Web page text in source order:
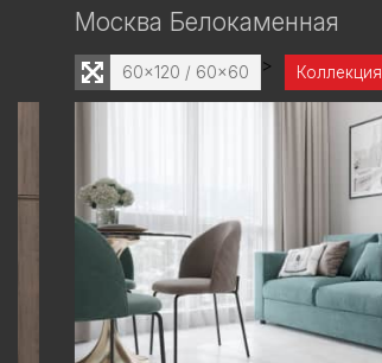
Москва Белокаменная
>
60x120 / 60x60 Коллекция 2026